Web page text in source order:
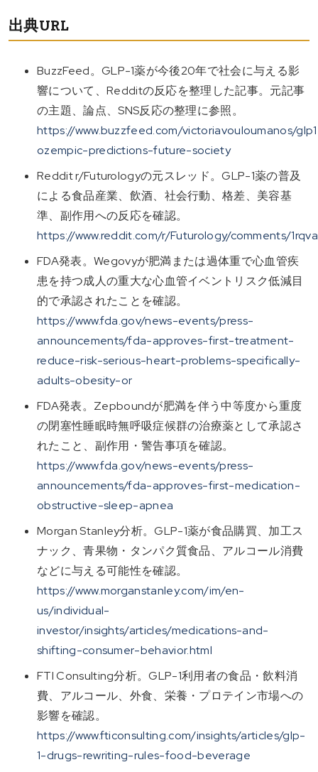
出典URL
BuzzFeed。GLP-1薬が今後20年で社会に与える影
響について、Redditの反応を整理した記事。元記事
の主題、論点、SNS反応の整理に参照。
https://www.buzzfeed.com/victoriavouloumanos/
ozempic-predictions-future-society
Reddit r/Futurologyの元スレッド。GLP-1薬の普及
による食品産業、飲酒、社会行動、格差、美容基
準、副作用への反応を確認。
https://www.reddit.com/r/Futurology/comments/
FDA発表。Wegovyが肥満または過体重で心血管疾
患を持つ成人の重大な心血管イベントリスク低減目
的で承認されたことを確認。
https://www.fda.gov/news-events/press-
announcements/fda-approves-first-treatment-
reduce-risk-serious-heart-problems-specifically-
adults-obesity-or
FDA発表。Zepboundが肥満を伴う中等度から重度
の閉塞性睡眠時無呼吸症候群の治療薬として承認さ
れたこと、副作用・警告事項を確認。
https://www.fda.gov/news-events/press-
announcements/fda-approves-first-medication-
obstructive-sleep-apnea
Morgan Stanley分析。GLP-1薬が食品購買、加工ス
ナック、青果物・タンパク質食品、アルコール消費
などに与える可能性を確認。
https://www.morganstanley.com/im/en-
us/individual-
investor/insights/articles/medications-and-
shifting-consumer-behavior.html
FTI Consulting分析。GLP-1利用者の食品・飲料消
費、アルコール、外食、栄養・プロテイン市場への
影響を確認。
https://www.fticonsulting.com/insights/articles/glp-
1-drugs-rewriting-rules-food-beverage